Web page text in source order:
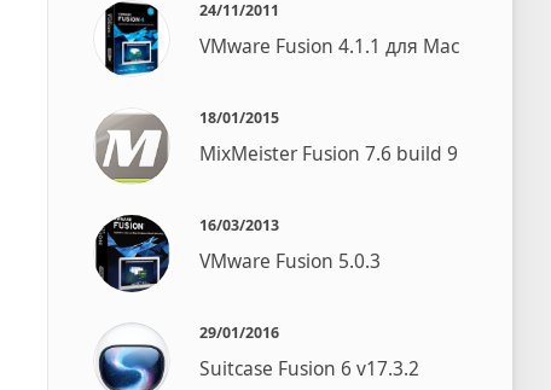
24/11/2011
VMware Fusion 4.1.1 для Mac
18/01/2015
MixMeister Fusion 7.6 build 9
16/03/2013
VMware Fusion 5.0.3
29/01/2016
Suitcase Fusion 6 v17.3.2